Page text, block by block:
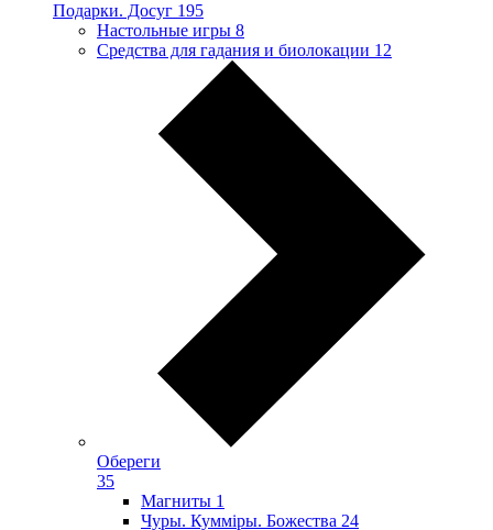
Подарки. Досуг 195
Настольные игры 8
Средства для гадания и биолокации 12
Обереги
35
Магниты 1
Чуры. Куммiры. Божества 24